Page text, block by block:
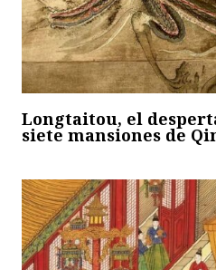
Longtaitou, el
siete mansiones de